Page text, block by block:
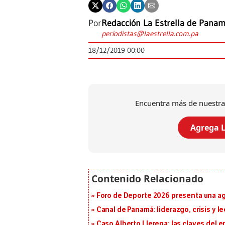
PorRedacción La Estrella de
periodistas@laestrella.com.pa
18/12/2019 00:00
Encuentra más de
Agrega
Foro de Deporte 2026 presenta una
Canal de Panamá: liderazgo, crisis y